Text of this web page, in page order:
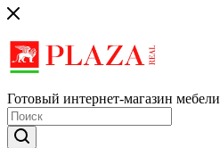
Готовый интернет-магазин мебели